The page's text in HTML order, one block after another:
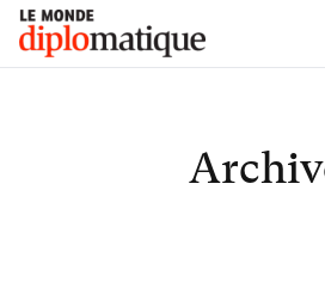
Skip
content
Le monde diplomatique